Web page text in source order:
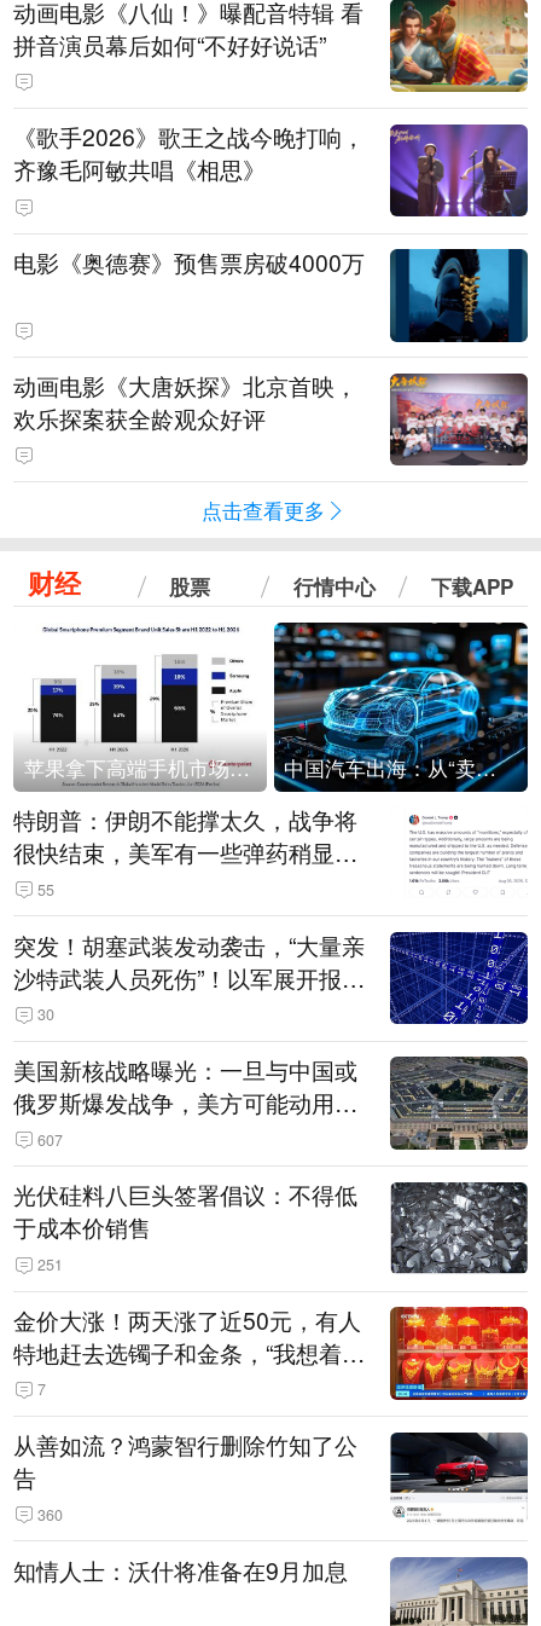
动画电影《八仙！》曝配音特辑 看
拼音演员幕后如何“不好好说话”
《歌手2026》歌王之战今晚打响，
齐豫毛阿敏共唱《相思》
电影《奥德赛》预售票房破4000万
动画电影《大唐妖探》北京首映，
欢乐探案获全龄观众好评
点击查看更多
财经 股票 行情中心 下载APP
苹果拿下高端手机市场65%的份额：iPhone 17系列功不可没 中国汽车出海：从“卖出去”到“走进去”
特朗普：伊朗不能撑太久，战争将
很快结束，美军有一些弹药稍显紧
张！伊朗公布拟议的海峡管理文本
55
突发！胡塞武装发动袭击，“大量亲
沙特武装人员死伤”！以军展开报复
性空袭
30
美国新核战略曝光：一旦与中国或
俄罗斯爆发战争，美方可能动用战
术核武器
607
光伏硅料八巨头签署倡议：不得低
于成本价销售
251
金价大涨！两天涨了近50元，有人
特地赶去选镯子和金条，“我想着买
起来可以保值，小批量进一些货”
7
从善如流？鸿蒙智行删除竹知了公
告
360
知情人士：沃什将准备在9月加息